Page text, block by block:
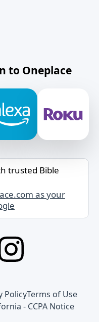
to Oneplace
trusted Bible
as your
PolicyTerms of Use
- CCPA Notice